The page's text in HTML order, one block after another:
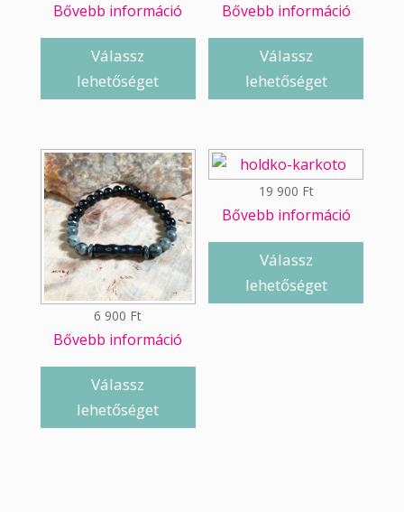
Bővebb információ
Válassz
lehetőséget
Bővebb információ
Válassz
lehetőséget
6 900 Ft
Bővebb információ
Válassz
lehetőséget
19 900 Ft
Bővebb információ
Válassz
lehetőséget